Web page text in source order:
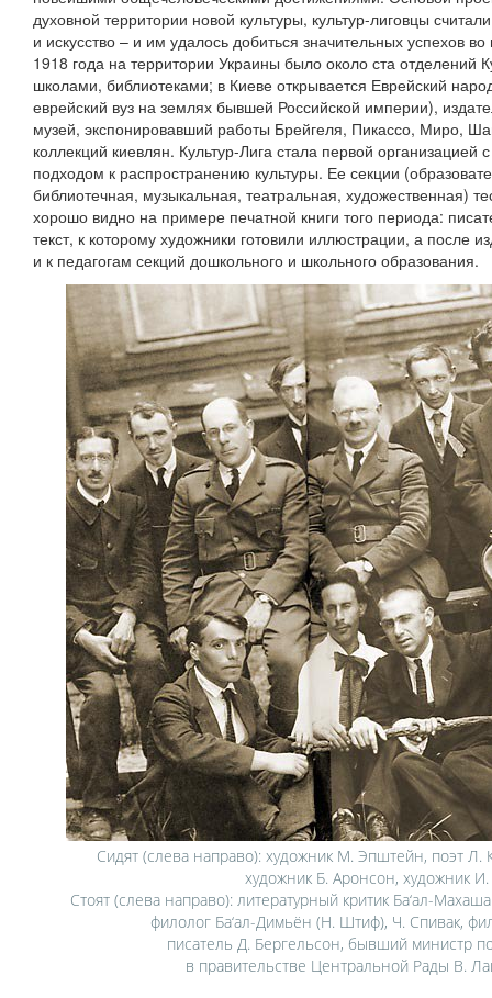
духовной территории новой культуры, культур-лиговцы
и искусство – и им удалось добиться значительных успехов
1918 года на территории Украины было около ста отделений
школами, библиотеками; в Киеве открывается Еврейский
еврейский вуз на землях бывшей Российской империи),
музей, экспонировавший работы Брейгеля, Пикассо, Миро,
коллекций киевлян. Культур-Лига стала первой организацией
подходом к распространению культуры. Ее секции
библиотечная, музыкальная, театральная, художественная)
хорошо видно на примере печатной книги того периода:
текст, к которому художники готовили иллюстрации, а после
и к педагогам секций дошкольного и школьного образования.
Сидят (слева направо): художник М. Эпштейн, поэт Л.
художник Б. Аронсон, художник И.
Стоят (слева направо): литературный критик Ба‘ал-
филолог Ба‘ал-Димьён (Н. Штиф), Ч. Спивак,
писатель Д. Бергельсон, бывший министр
в правительстве Центральной Рады В.